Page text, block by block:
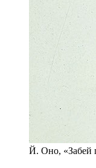
Й. Оно, «Забей